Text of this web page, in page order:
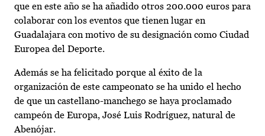
que en este año se ha añadido otros 200.000 euros para
colaborar con los eventos que tienen lugar en
Guadalajara con motivo de su designación como Ciudad
Europea del Deporte.
Además se ha felicitado porque al éxito de la
organización de este campeonato se ha unido el hecho
de que un castellano-manchego se haya proclamado
campeón de Europa, José Luis Rodríguez, natural de
Abenójar.